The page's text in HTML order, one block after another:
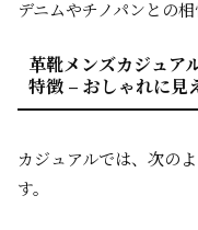
デニムやチノパンとの相
革靴メンズカジュア
特徴 – おしゃれに見
カジュアルでは、次の
す。